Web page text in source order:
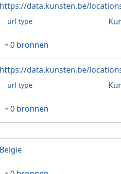
https://data.kunsten.be/
url type
0 bronnen
https://data.kunsten.be/
url type
0 bronnen
België